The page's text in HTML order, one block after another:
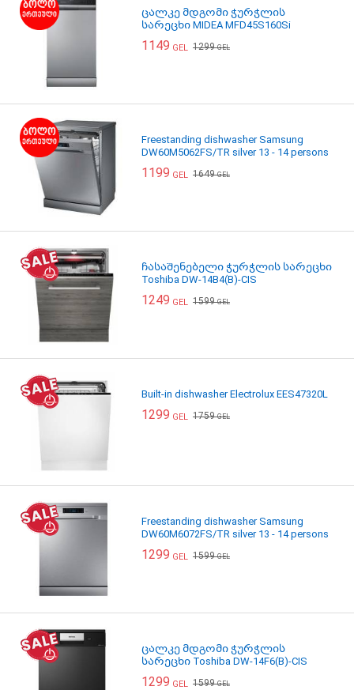
ცალკე მდგომი ჭურჭლის
სარეცხი MIDEA MFD45S160Si
1149 GEL 1299GEL
Freestanding dishwasher Samsung
DW60M5062FS/TR silver 13 - 14 persons
1199 GEL 1649GEL
ჩასაშენებელი ჭურჭლის სარეცხი
Toshiba DW-14B4(B)-CIS
1249 GEL 1599GEL
Built-in dishwasher Electrolux EES47320L
1299 GEL 1759GEL
Freestanding dishwasher Samsung
DW60M6072FS/TR silver 13 - 14 persons
1299 GEL 1599GEL
ცალკე მდგომი ჭურჭლის
სარეცხი Toshiba DW-14F6(B)-CIS
1299 GEL 1599GEL